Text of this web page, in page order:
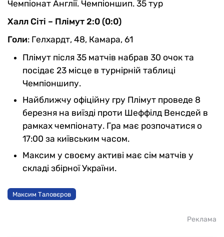
Чемпіонат Англії. Чемпіоншип. 35 тур
Халл Сіті – Плімут 2:0 (0:0)
Голи: Гелхардт, 48, Камара, 61
Плімут після 35 матчів набрав 30 очок та
посідає 23 місце в турнірній таблиці
Чемпіоншипу.
Найближчу офіційну гру Плімут проведе 8
березня на виїзді проти Шеффілд Венсдей в
рамках чемпіонату. Гра має розпочатися о
17:00 за київським часом.
Максим у своєму активі має сім матчів у
складі збірної України.
Максим Таловєров
Реклама